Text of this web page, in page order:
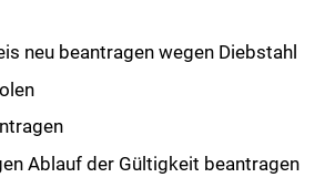
neu beantragen wegen Diebstahl
Ablauf der Gültigkeit beantragen